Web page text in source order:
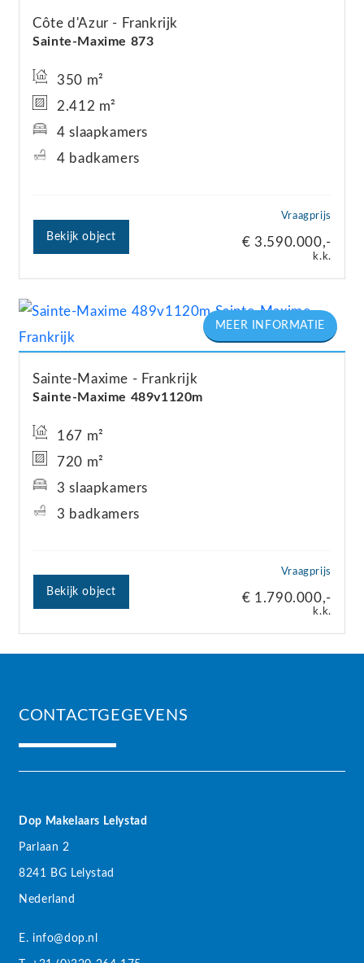
Sainte-Maxime 873
Côte d'Azur Frankrijk
Vraagprijs
€ 3.590.000,-
k.k.
350 m²
2.412 m²
4 slaapkamers
4 badkamers
Bekijk object
Sainte-Maxime 489v1120m
Sainte-Maxime Frankrijk
Vraagprijs
€ 1.790.000,-
k.k.
167 m²
720 m²
3 slaapkamers
3 badkamers
Bekijk object
CONTACTGEGEVENS
Dop Makelaars Lelystad
Parlaan 2
8241 BG Lelystad
Nederland
E. info@dop.nl